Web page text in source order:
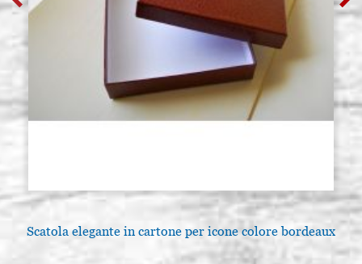
Scatola elegante in cartone per icone colore bordeaux